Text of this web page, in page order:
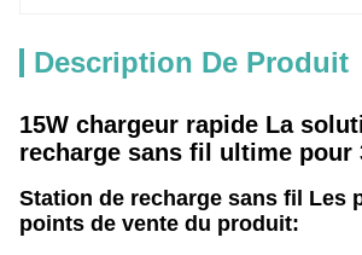
Description De Produit
15W chargeur rapide La
recharge sans fil ultime pour
Station de recharge sans fil Les
points de vente du produit: